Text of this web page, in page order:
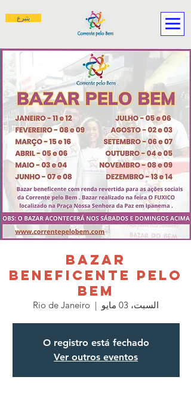
يتبرع
BAZAR
BENEFICENTE PELO
BEM
السبت، 03 مايو
  |
Rio de Janeiro
O registro está fechado
Ver outros eventos